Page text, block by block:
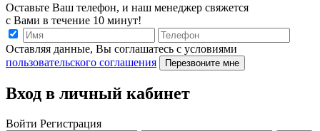
Оставьте Ваш телефон, и наш менеджер свяжется
с Вами в течение 10 минут!
Оставляя данные, Вы соглашатесь с условиями
пользовательского соглашения
Перезвоните мне
Вход в личный кабинет
Войти Регистрация